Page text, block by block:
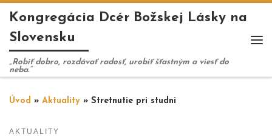
Skip to content
Kongregácia Dcér Božskej Lásky na
Slovensku
„Robiť dobro, rozdávať radosť, urobiť šťastným a viesť do
neba.“
Úvod » Aktuality » Stretnutie pri studni
AKTUALITY